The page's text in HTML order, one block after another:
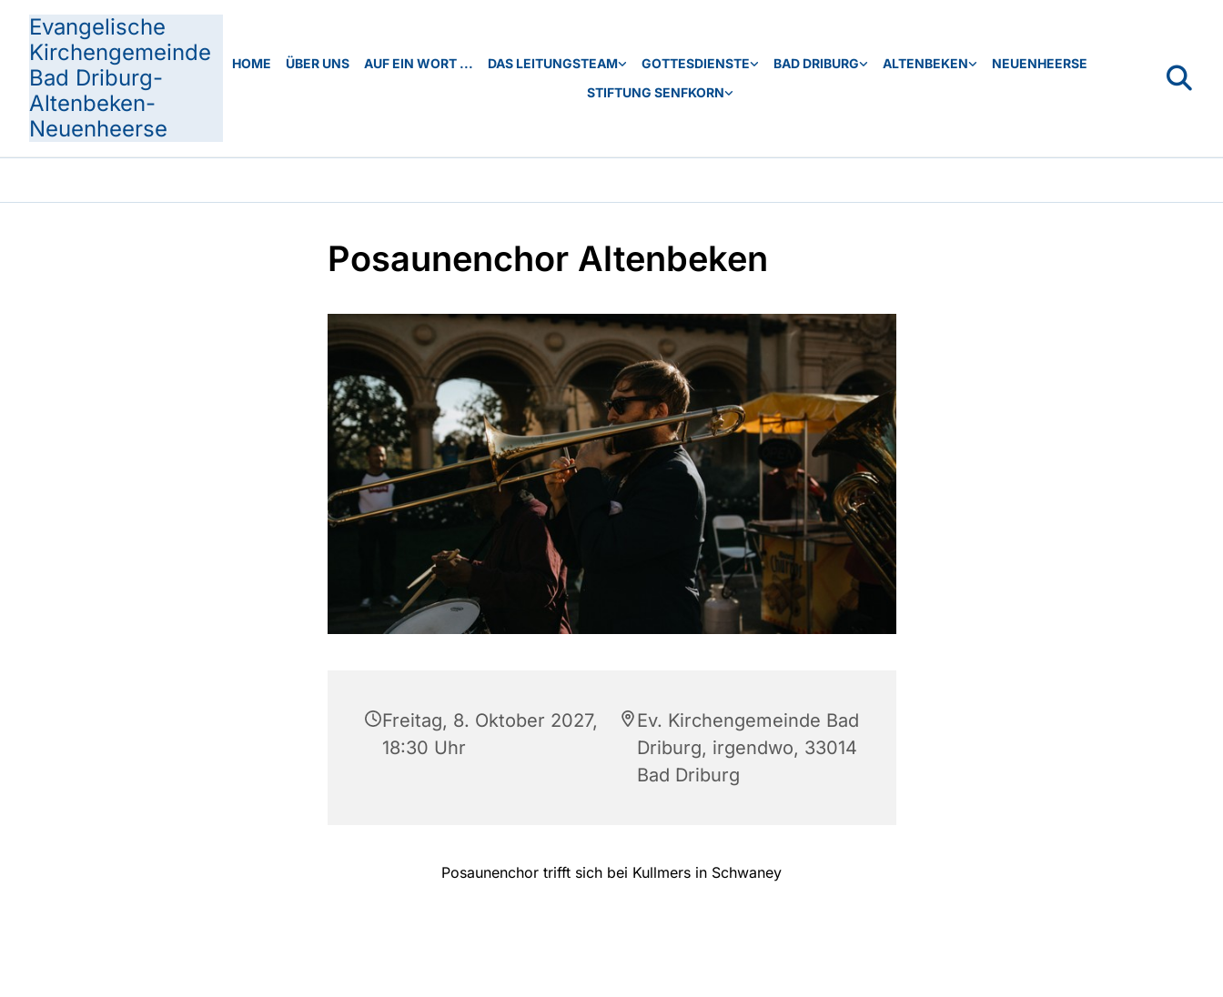
Evangelische
Kirchengemeinde
Bad Driburg-
Altenbeken-
Neuenheerse
HOME ÜBER UNS AUF EIN WORT ... DAS LEITUNGSTEAM GOTTESDIENSTE BAD DRIBURG ALTENBEKEN
NEUENHEERSE
STIFTUNG SENFKORN
Posaunenchor Altenbeken
Freitag, 8. Oktober 2027,
18:30 Uhr
Ev. Kirchengemeinde Bad
Driburg, irgendwo, 33014
Bad Driburg
Posaunenchor trifft sich bei Kullmers in Schwaney